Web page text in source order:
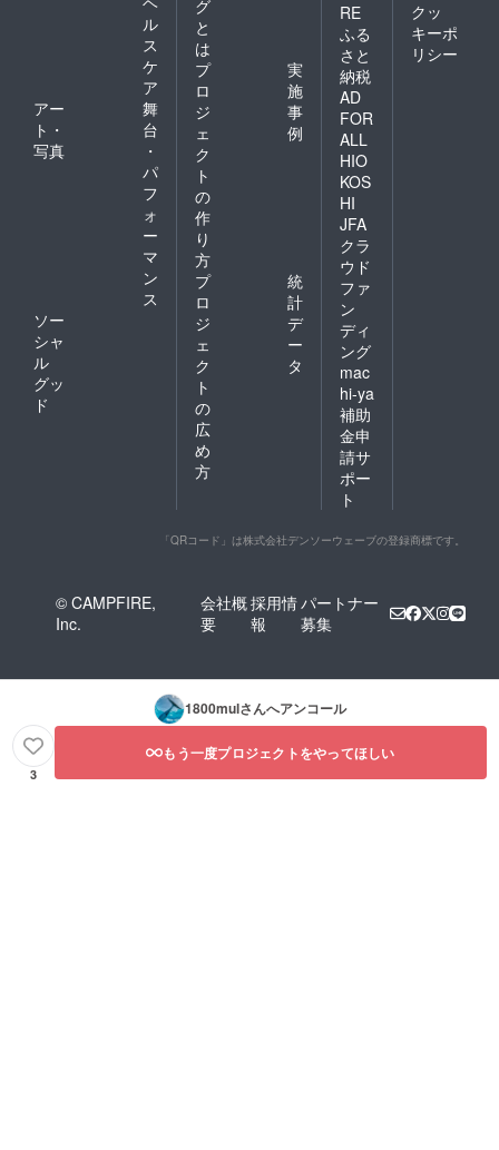
ル
ス
ケ
ア
アー
ト・
写真
舞
台
・
パ
フ
ォ
ー
マ
ン
ス
ソー
シャ
ル
グッ
ド
グ
と
は
プ
ロ
ジ
ェ
ク
ト
の
作
り
方
実
施
事
例
プ
ロ
ジ
ェ
ク
ト
の
広
め
方
統
計
デ
ー
タ
RE
ふる
さと
納税
AD
FOR
ALL
HIO
KOS
HI
JFA
クラ
ウド
ファ
ン
ディ
ング
mac
hi-ya
補助
金申
請サ
ポー
ト
クッ
キーポ
リシー
「QRコード」は株式会社デンソーウェーブの登録商標です。
© CAMPFIRE,
Inc.
会社概
要
採用情
報
パートナー
募集
1800mulさんへアンコール
3
もう一度プロジェクトをやってほしい